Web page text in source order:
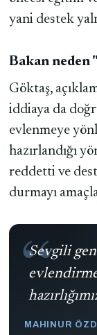
yani destek
Bakan neden
Göktaş,
iddiaya da
evlenmeye
hazırlandığı
reddetti ve
durmayı
Sevgili
MAHINUR